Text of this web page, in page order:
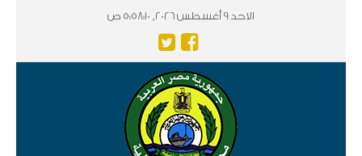
الاحد 9 أغسطس 2026, 5:58:10 ص